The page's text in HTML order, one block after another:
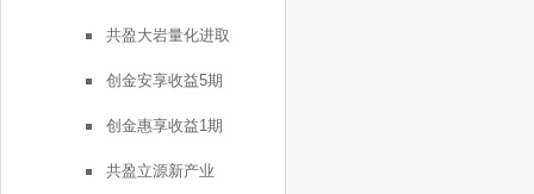
共盈大岩量化进取
创金安享收益5期
创金惠享收益1期
共盈立源新产业